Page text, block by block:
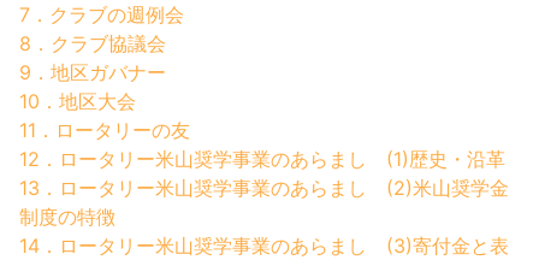
7．クラブの週例会
8．クラブ協議会
9．地区ガバナー
10．地区大会
11．ロータリーの友
12．ロータリー米山奨学事業のあらまし (1)歴史・沿革
13．ロータリー米山奨学事業のあらまし (2)米山奨学金
制度の特徴
14．ロータリー米山奨学事業のあらまし (3)寄付金と表